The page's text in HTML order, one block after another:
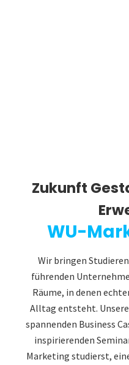
Zukunft
WU-
Wir bringen
führenden
Räume, in denen
Alltag entsteht.
spannenden Business
inspirierenden
Marketing studierst,